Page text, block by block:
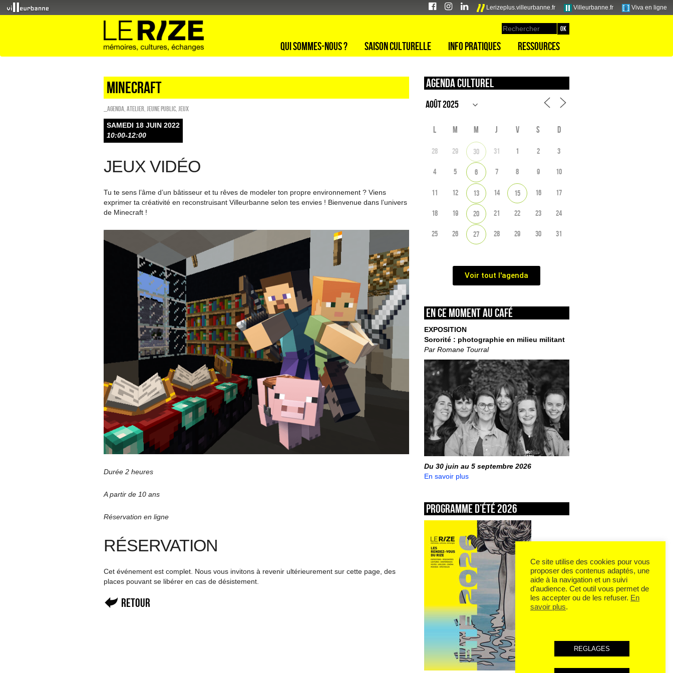
Lerizeplus.villeurbanne.fr Villeurbanne.fr Viva en ligne
Qui sommes-nous ? Saison culturelle Info pratiques Ressources
Minecraft
_Agenda Atelier Jeune public Jeux
SAMEDI 18 JUIN 2022
10:00-12:00
JEUX VIDÉO
Tu te sens l’âme d’un bâtisseur et tu rêves de modeler ton propre environnement ? Viens
exprimer ta créativité en reconstruisant Villeurbanne selon tes envies ! Bienvenue dans l’univers
de Minecraft !
Durée 2 heures
A partir de 10 ans
Réservation en ligne
RÉSERVATION
Cet événement est complet. Nous vous invitons à revenir ultérieurement sur cette page, des
places pouvant se libérer en cas de désistement.
Retour
Agenda culturel
L M M J V S D
28 29 30 31 1 2 3
4 5 6 7 8 9 10
11 12 13 14 15 16 17
18 19 20 21 22 23 24
25 26 27 28 29 30 31
Voir tout l'agenda
En ce moment au café
EXPOSITION
Sororité : photographie en milieu militant
Par Romane Tourral
Du 30 juin au 5 septembre 2026
En savoir plus
Programme d’été 2026
Ce site utilise des cookies pour vous
proposer des contenus adaptés, une
aide à la navigation et un suivi
d’audience. Cet outil vous permet de
les accepter ou de les refuser. En
savoir plus.
REGLAGES